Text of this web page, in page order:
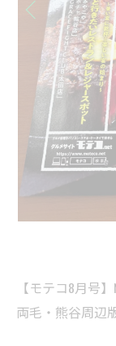
【モテコ8月号】
両毛・熊谷周辺